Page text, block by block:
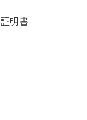
明書